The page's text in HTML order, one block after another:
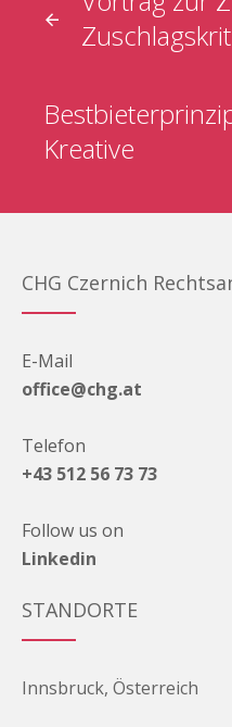
Kreative
CHG Czernich
E-Mail
office@chg.at
Telefon
+43 512 56 73 73
Follow us on
Linkedin
STANDORTE
Innsbruck, Österreich